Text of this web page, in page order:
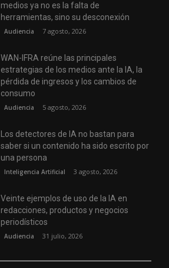
medios ya no es la falta de
herramientas, sino su desconexión
Audiencia 7 agosto, 2026
WAN-IFRA reúne las principales
estrategias de los medios ante la IA, la
pérdida de ingresos y los cambios de
consumo
Audiencia 5 agosto, 2026
Los detectores de IA no bastan para
saber si un contenido ha sido escrito por
una persona
Inteligencia Artificial 3 agosto, 2026
Veinte ejemplos de uso de la IA en
redacciones, productos y negocios
periodísticos
Audiencia 31 julio, 2026